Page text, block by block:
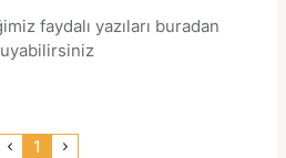
faydalı yazıları buradan
1